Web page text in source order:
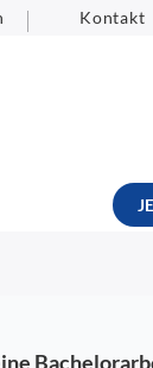
Kontakt